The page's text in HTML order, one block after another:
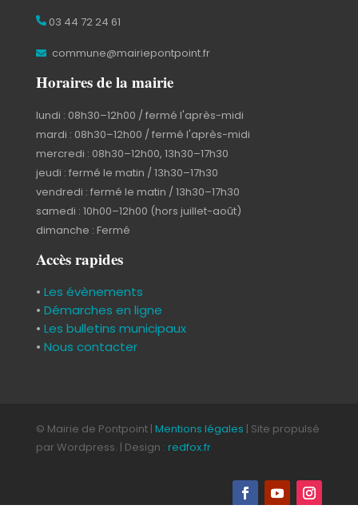
03 44 72 24 61
commune@mairiepontpoint.fr
Horaires de la mairie
lundi : 08h30–12h00 / fermé l'après-midi
mardi : 08h30–12h00 / fermé l'après-midi
mercredi : 08h30–12h00, 13h30–17h30
jeudi : fermé le matin / 13h30–17h30
vendredi : fermé le matin / 13h30–17h30
samedi : 10h00–12h00 (hors juillet-août)
dimanche : Fermé
Accès rapides
• Les évènements
• Démarches en ligne
• Les bulletins municipaux
• Nous contacter
© Mairie de Pontpoint | Mentions légales | Site propulsé
par Wordpress. | Design : redfox.fr